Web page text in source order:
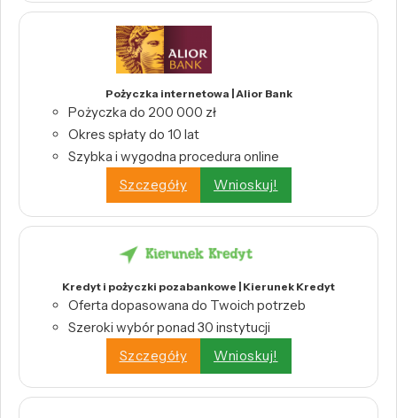
Pożyczka internetowa | Alior Bank
Pożyczka do 200 000 zł
Okres spłaty do 10 lat
Szybka i wygodna procedura online
Szczegóły
Wnioskuj!
Kredyt i pożyczki pozabankowe | Kierunek Kredyt
Oferta dopasowana do Twoich potrzeb
Szeroki wybór ponad 30 instytucji
Szczegóły
Wnioskuj!